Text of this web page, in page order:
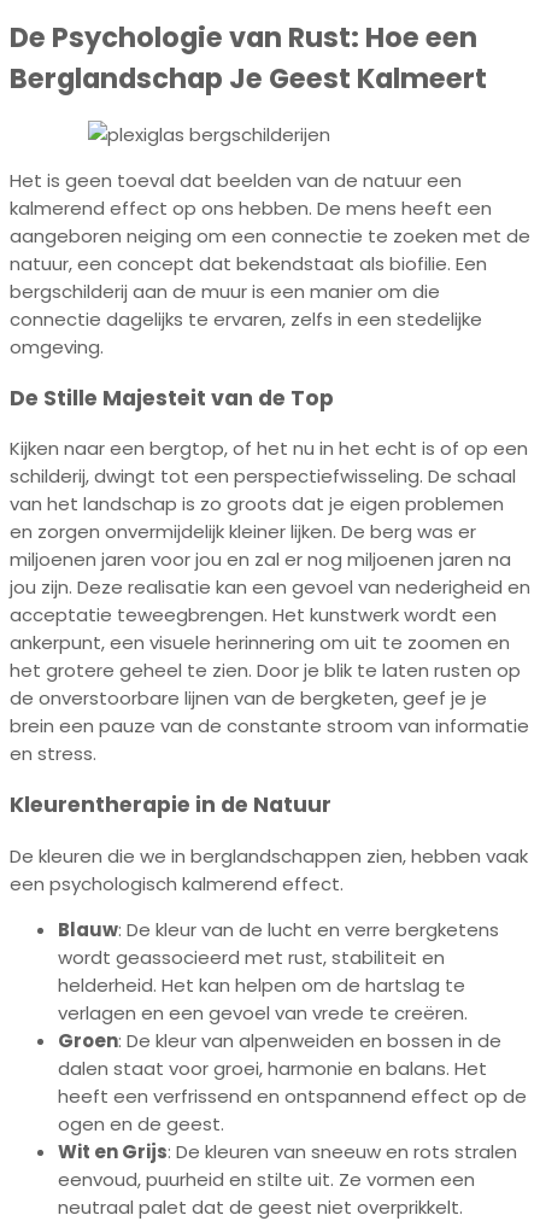
De Psychologie van Rust: Hoe een
Berglandschap Je Geest Kalmeert
Het is geen toeval dat beelden van de natuur een
kalmerend effect op ons hebben. De mens heeft een
aangeboren neiging om een connectie te zoeken met de
natuur, een concept dat bekendstaat als biofilie. Een
bergschilderij aan de muur is een manier om die
connectie dagelijks te ervaren, zelfs in een stedelijke
omgeving.
De Stille Majesteit van de Top
Kijken naar een bergtop, of het nu in het echt is of op een
schilderij, dwingt tot een perspectiefwisseling. De schaal
van het landschap is zo groots dat je eigen problemen
en zorgen onvermijdelijk kleiner lijken. De berg was er
miljoenen jaren voor jou en zal er nog miljoenen jaren na
jou zijn. Deze realisatie kan een gevoel van nederigheid en
acceptatie teweegbrengen. Het kunstwerk wordt een
ankerpunt, een visuele herinnering om uit te zoomen en
het grotere geheel te zien. Door je blik te laten rusten op
de onverstoorbare lijnen van de bergketen, geef je je
brein een pauze van de constante stroom van informatie
en stress.
Kleurentherapie in de Natuur
De kleuren die we in berglandschappen zien, hebben vaak
een psychologisch kalmerend effect.
Blauw: De kleur van de lucht en verre bergketens
wordt geassocieerd met rust, stabiliteit en
helderheid. Het kan helpen om de hartslag te
verlagen en een gevoel van vrede te creëren.
Groen: De kleur van alpenweiden en bossen in de
dalen staat voor groei, harmonie en balans. Het
heeft een verfrissend en ontspannend effect op de
ogen en de geest.
Wit en Grijs: De kleuren van sneeuw en rots stralen
eenvoud, puurheid en stilte uit. Ze vormen een
neutraal palet dat de geest niet overprikkelt.